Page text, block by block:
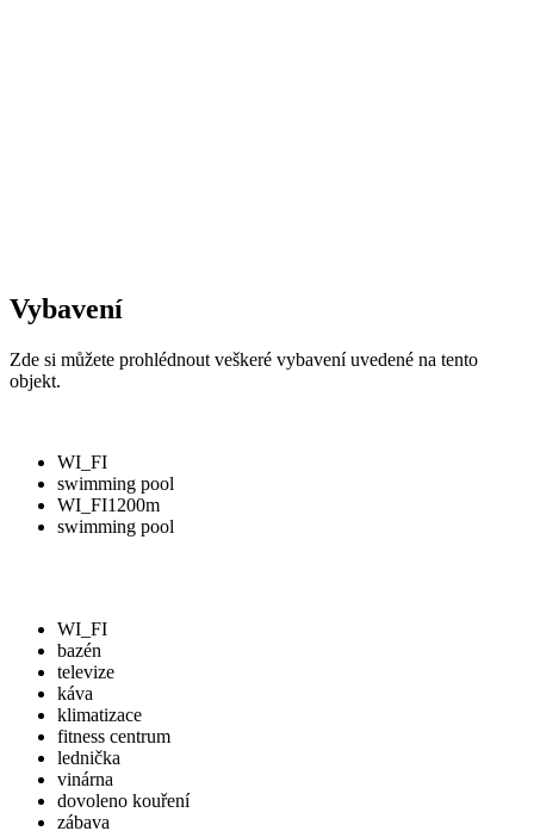
Vybavení
Zde si můžete prohlédnout veškeré vybavení uvedené na tento
objekt.
WI_FI
swimming pool
WI_FI1200m
swimming pool
WI_FI
bazén
televize
káva
klimatizace
fitness centrum
lednička
vinárna
dovoleno kouření
zábava